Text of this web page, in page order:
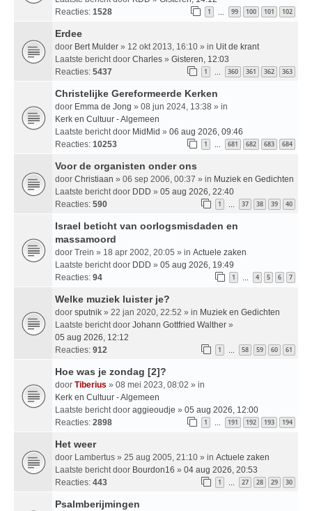
Reacties: 1528 1 … 99 100 101 102
Erdee
door Bert Mulder » 12 okt 2013, 16:10 » in Uit de krant
Laatste bericht door Charles » Gisteren, 12:03
Reacties: 5437 1 … 360 361 362 363
Christelijke Gereformeerde Kerken
door Emma de Jong » 08 jun 2024, 13:38 » in
Kerk en Cultuur - Algemeen
Laatste bericht door MidMid » 06 aug 2026, 09:46
Reacties: 10253 1 … 681 682 683 684
Voor de organisten onder ons
door Christiaan » 06 sep 2006, 00:37 » in Muziek en Gedichten
Laatste bericht door DDD » 05 aug 2026, 22:40
Reacties: 590 1 … 37 38 39 40
Israel beticht van oorlogsmisdaden en
massamoord
door Trein » 18 apr 2002, 20:05 » in Actuele zaken
Laatste bericht door DDD » 05 aug 2026, 19:49
Reacties: 94 1 … 4 5 6 7
Welke muziek luister je?
door sputnik » 22 jan 2020, 22:52 » in Muziek en Gedichten
Laatste bericht door Johann Gottfried Walther »
05 aug 2026, 12:12
Reacties: 912 1 … 58 59 60 61
Hoe was je zondag [2]?
door Tiberius » 08 mei 2023, 08:02 » in
Kerk en Cultuur - Algemeen
Laatste bericht door aggieoudje » 05 aug 2026, 12:00
Reacties: 2898 1 … 191 192 193 194
Het weer
door Lambertus » 25 aug 2005, 21:10 » in Actuele zaken
Laatste bericht door Bourdon16 » 04 aug 2026, 20:53
Reacties: 443 1 … 27 28 29 30
Psalmberijmingen